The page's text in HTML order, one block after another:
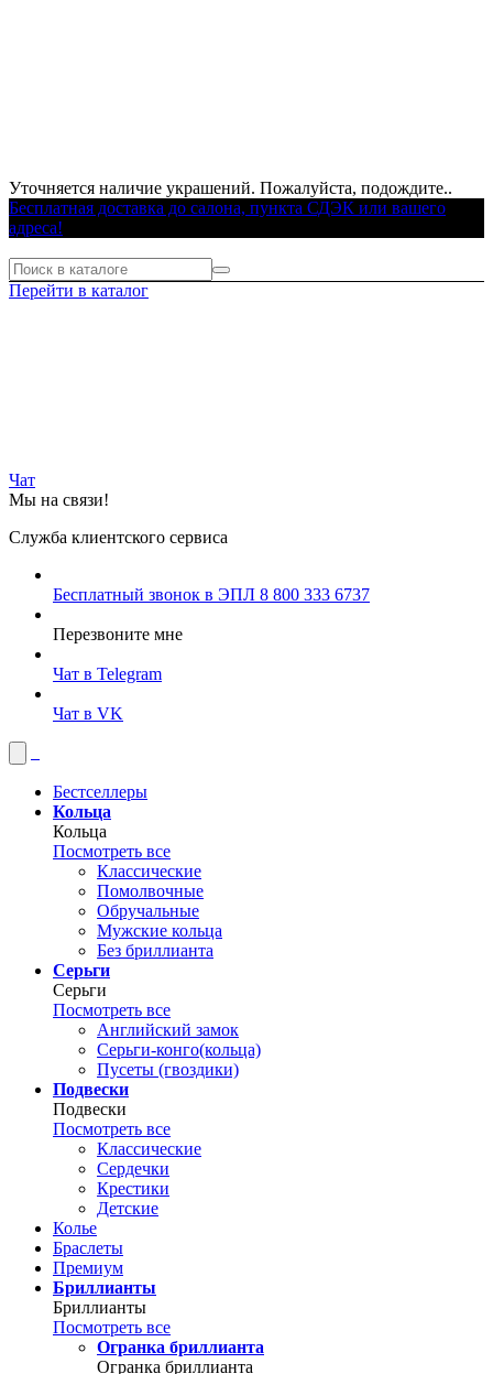
Уточняется наличие украшений. Пожалуйста, подождите..
Бесплатная доставка до салона, пункта СДЭК или вашего
адреса!
Перейти в каталог
Чат
Мы на связи!
Служба клиентского сервиса
Бесплатный звонок в ЭПЛ 8 800 333 6737
Перезвоните мне
Чат в Telegram
Чат в VK
Бестселлеры
Кольца
Кольца
Посмотреть все
Классические
Помолвочные
Обручальные
Мужские кольца
Без бриллианта
Серьги
Серьги
Посмотреть все
Английский замок
Серьги-конго(кольца)
Пусеты (гвоздики)
Подвески
Подвески
Посмотреть все
Классические
Сердечки
Крестики
Детские
Колье
Браслеты
Премиум
Бриллианты
Бриллианты
Посмотреть все
Огранка бриллианта
Огранка бриллианта